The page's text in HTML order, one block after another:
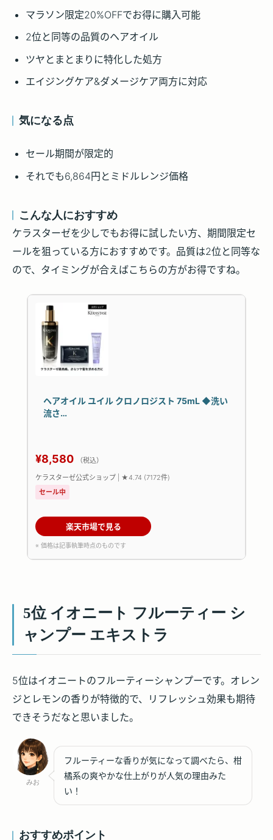
マラソン限定20%OFFでお得に購入可能
2位と同等の品質のヘアオイル
ツヤとまとまりに特化した処方
エイジングケア&ダメージケア両方に対応
気になる点
セール期間が限定的
それでも6,864円とミドルレンジ価格
こんな人におすすめ
ケラスターゼを少しでもお得に試したい方、期間限定セ
ールを狙っている方におすすめです。品質は2位と同等な
ので、タイミングが合えばこちらの方がお得ですね。
ヘアオイル ユイル クロノロジスト 75mL ◆洗い
流さ…
¥8,580
（税込）
ケラスターゼ公式ショップ | ★4.74 (7172件)
セール中
楽天市場で見る
※ 価格は記事執筆時点のものです
5位 イオニート フルーティー シ
ャンプー エキストラ
5位はイオニートのフルーティーシャンプーです。オレン
ジとレモンの香りが特徴的で、リフレッシュ効果も期待
できそうだなと思いました。
みお
フルーティーな香りが気になって調べたら、柑
橘系の爽やかな仕上がりが人気の理由みた
い！
おすすめポイント